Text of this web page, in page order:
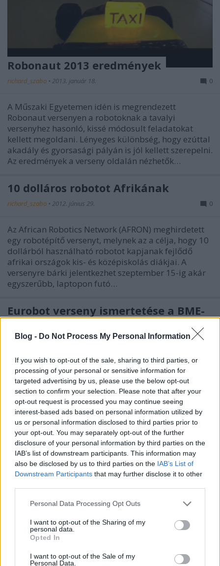
Blog - Do Not Process My Personal Information
If you wish to opt-out of the sale, sharing to third parties, or
processing of your personal or sensitive information for
targeted advertising by us, please use the below opt-out
section to confirm your selection. Please note that after your
opt-out request is processed you may continue seeing
interest-based ads based on personal information utilized by
us or personal information disclosed to third parties prior to
your opt-out. You may separately opt-out of the further
disclosure of your personal information by third parties on the
IAB’s list of downstream participants. This information may
also be disclosed by us to third parties on the IAB’s List of
Downstream Participants that may further disclose it to other
Please note that this website/app uses one or more Google
not limited to your visit or usage behaviour. You may click to
grant or deny consent to Google and its third-party tags to
use your data for below specified purposes in below Google
consent section.
Personal Data Processing Opt Outs
I want to opt-out of the Sharing of my
personal data.
Opted In
I want to opt-out of the Sale of my
Personal Data.
Robonaut 2013 eredmények
richard_szabo • 2013. január 18. 0
A Műszaki Egyetemen idén is megrendezett
Robonaut versenyen a robotoknak a tavalyi
versenyhez hasonló, kissé módosult feladatokat
kellett megoldani. Lényeges különbség, hogy ezúttal
akadály és gyorsasági pályán is jól kellett szerepelni.
Az eredmények a verseny oldalán nézhetők…
10 dolláros robotot Afrikának
richard_szabo • 2012. június 29. 0
Az African Robotics Network (AFRON) meghirdetett
egy robotépítő versenyt, melynek az a célja, hogy 10
dollárból használható robotot kapjanak fejlődő
afrikai országok kis- és középiskolás diákjai. A
versenyre bárki jelentkezhet szeptember 15-ig akár
egyszerűbb, laptopon futó…
Eurobot verseny ismertetése a BME-
richard_szabo• 2012. június 14.
Sajnos csak most ért el hozzám az alábbi esemény
híre. Aki teheti, annak érdemes elmennie.
Tanszékünk csapata – a Robo2BME – idén is részt
vett az Eurobot nemzetközi robotikai versenyen
Franciaországban, La Ferté Bernard-ban. Csapatunk
a versenyen a 21. helyezést érte el, amely…